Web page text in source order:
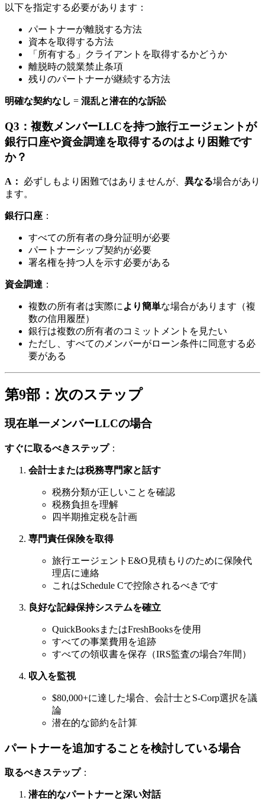
以下を指定する必要があります：
パートナーが離脱する方法
資本を取得する方法
「所有する」クライアントを取得するかどうか
離脱時の競業禁止条項
残りのパートナーが継続する方法
明確な契約なし = 混乱と潜在的な訴訟
Q3：複数メンバーLLCを持つ旅行エージェントが
銀行口座や資金調達を取得するのはより困難です
か？
A： 必ずしもより困難ではありませんが、 異なる場合があり
ます。
銀行口座 ：
すべての所有者の身分証明が必要
パートナーシップ契約が必要
署名権を持つ人を示す必要がある
資金調達 ：
複数の所有者は実際により簡単な場合があります（複
数の信用履歴）
銀行は複数の所有者のコミットメントを見たい
ただし、すべてのメンバーがローン条件に同意する必
要がある
第9部：次のステップ
現在単一メンバーLLCの場合
すぐに取るべきステップ：
会計士または税務専門家と話す
税務分類が正しいことを確認
税務負担を理解
四半期推定税を計画
専門責任保険を取得
旅行エージェントE&O見積もりのために保険代
理店に連絡
これはSchedule Cで控除されるべきです
良好な記録保持システムを確立
QuickBooksまたはFreshBooksを使用
すべての事業費用を追跡
すべての領収書を保存（IRS監査の場合7年間）
収入を監視
$80,000+に達した場合、会計士とS-Corp選択を議
論
潜在的な節約を計算
パートナーを追加することを検討している場合
取るべきステップ：
潜在的なパートナーと深い対話